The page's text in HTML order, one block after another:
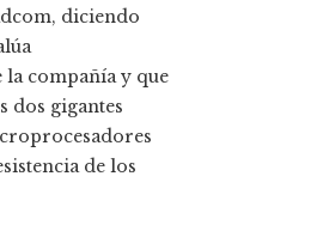
diciendo
la compañía y que
dos gigantes
de los